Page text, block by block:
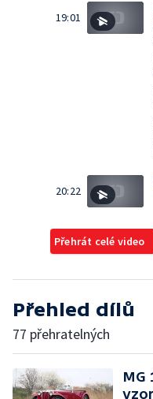
19:01
20:22
Přehrát celé video
Přehled dílů
77 přehratelných
MG